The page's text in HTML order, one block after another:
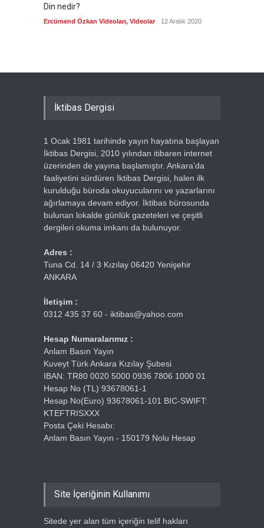
Din nedir?
Ercümend Özkan Videoları, Videolar 12 Aralık 2020
İktibas Dergisi
1 Ocak 1981 tarihinde yayın hayatına başlayan
İktibas Dergisi, 2010 yılından itibaren internet
üzerinden de yayına başlamıştır. Ankara’da
faaliyetini sürdüren İktibas Dergisi, halen ilk
kurulduğu büroda okuyucularını ve yazarlarını
ağırlamaya devam ediyor. İktibas bürosunda
bulunan lokalde günlük gazeteleri ve çeşitli
dergileri okuma imkanı da bulunuyor.
Adres :
Tuna Cd. 14 / 3 Kızılay 06420 Yenişehir
ANKARA
İletişim :
0312 435 37 60 - iktibas@yahoo.com
Hesap Numaralarımız :
Anlam Basın Yayın
Kuveyt Türk Ankara Kızılay Şubesi
IBAN: TR80 0020 5000 0936 7806 1000 01
Hesap No (TL) 93678061-1
Hesap No(Euro) 93678061-101 BIC-SWIFT:
KTEFTRISXXX
Posta Çeki Hesabı:
Anlam Basın Yayın - 150179 Nolu Hesap
Site İçeriğinin Kullanımı
Sitede yer alan tüm içeriğin telif hakları